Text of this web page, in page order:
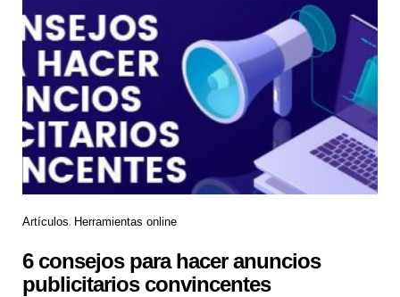
Artículos Herramientas online
6 consejos para hacer anuncios
publicitarios convincentes